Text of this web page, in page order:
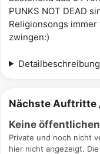
PUNKS NOT DEAD
Religionsongs
zwingen:)
Detailbeschreibung
Nächste Auftritte
Keine
Private und noch nicht
hier nicht angezeigt.